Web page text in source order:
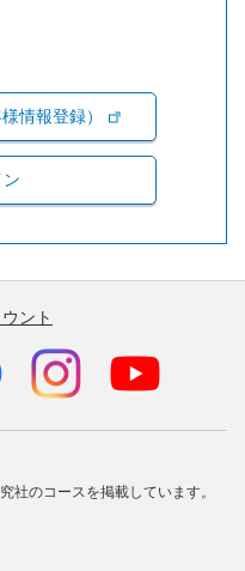
情報登録）
ン
ント
社のコースを掲載しています。